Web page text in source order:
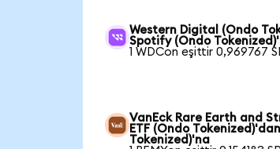
Western Digital (Ondo
Spotify (Ondo
1 WDCon eşittir 0,969767
VanEck Rare Earth and
ETF (Ondo
Tokenized)'na